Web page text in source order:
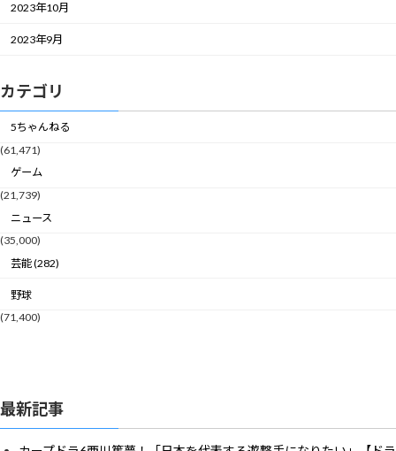
2023年10月
2023年9月
カテゴリ
5ちゃんねる
(61,471)
ゲーム
(21,739)
ニュース
(35,000)
芸能 (282)
野球
(71,400)
最新記事